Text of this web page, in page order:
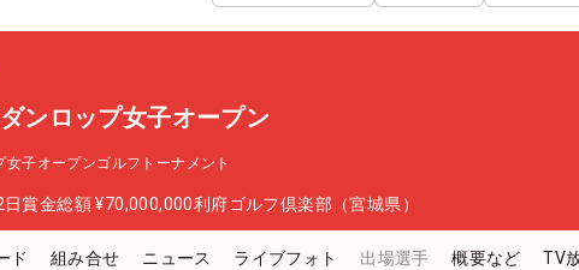
ンロップ女子オープン
女子オープンゴルフトーナメント
日賞金総額 ¥70,000,000利府ゴルフ倶楽部（宮城県）
ド 組み合せ ニュース ライブフォト 出場選手 概要など TV